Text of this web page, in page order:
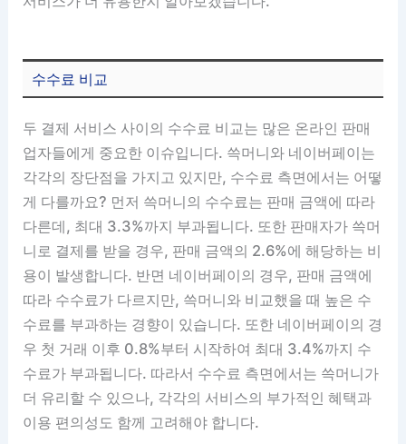
수수료 비교
두 결제 서비스 사이의 수수료 비교는 많은 온라인 판매
업자들에게 중요한 이슈입니다. 쓱머니와 네이버페이는
각각의 장단점을 가지고 있지만, 수수료 측면에서는 어떻
게 다를까요? 먼저 쓱머니의 수수료는 판매 금액에 따라
다른데, 최대 3.3%까지 부과됩니다. 또한 판매자가 쓱머
니로 결제를 받을 경우, 판매 금액의 2.6%에 해당하는 비
용이 발생합니다. 반면 네이버페이의 경우, 판매 금액에
따라 수수료가 다르지만, 쓱머니와 비교했을 때 높은 수
수료를 부과하는 경향이 있습니다. 또한 네이버페이의 경
우 첫 거래 이후 0.8%부터 시작하여 최대 3.4%까지 수
수료가 부과됩니다. 따라서 수수료 측면에서는 쓱머니가
더 유리할 수 있으나, 각각의 서비스의 부가적인 혜택과
이용 편의성도 함께 고려해야 합니다.